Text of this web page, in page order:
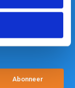
alleen als we
Abonneer